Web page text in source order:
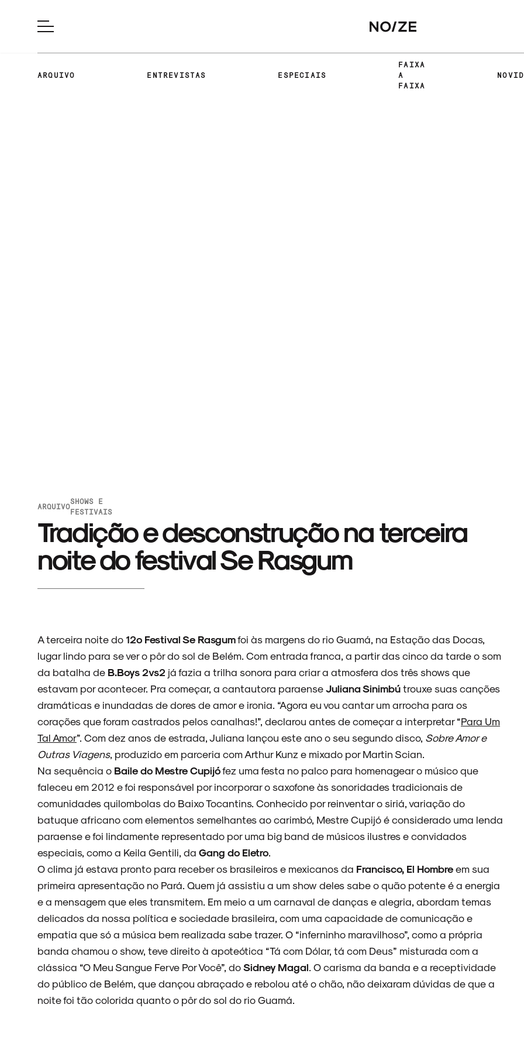
ARQUIVO
ENTREVISTAS
ESPECIAIS
FAIXA A FAIXA
ARQUIVO ENTREVISTAS ESPECIAIS
FAIXA
A
FAIXA
ARQUIVO
SHOWS E
FESTIVAIS
Tradição e desconstrução na terceira
noite do festival Se Rasgum
A terceira noite do12º Festival Se Rasgumfoi às margens do rio Guamá, na Estação das Docas,
lugar lindo para se ver o pôr do sol de Belém. Com entrada franca, a partir das cinco da tarde o som
da batalha de B.Boys 2vs2 já fazia a trilha sonora para criar a atmosfera dos três shows que
estavam por acontecer. Pra começar, a cantautora paraenseJuliana Sinimbútrouxe suas canções
dramáticas e inundadas de dores de amor e ironia. “Agora eu vou cantar um arrocha para os
corações que foram castrados pelos canalhas!”, declarou antes de começar a interpretar “Para Um
Tal Amor”. Com dez anos de estrada, Juliana lançou este ano o seu segundo disco, Sobre Amor e
Outras Viagens, produzido em parceria com Arthur Kunz e mixado por Martin Scian.
Na sequência o Baile do Mestre Cupijófez uma festa no palco para homenagear o músico que
faleceu em 2012 e foi responsável por incorporar o saxofone às sonoridades tradicionais de
comunidades quilombolas do Baixo Tocantins. Conhecido por reinventar o siriá, variação do
batuque africano com elementos semelhantes ao carimbó, Mestre Cupijó é considerado uma lenda
paraense e foi lindamente representado por uma big band de músicos ilustres e convidados
especiais, como a Keila Gentili, da Gang do Eletro
O clima já estava pronto para receber os brasileiros e mexicanos da Francisco, El Hombreem sua
primeira apresentação no Pará. Quem já assistiu a um show deles sabe o quão potente é a energia
e a mensagem que eles transmitem. Em meio a um carnaval de danças e alegria, abordam temas
delicados da nossa política e sociedade brasileira, com uma capacidade de comunicação e
empatia que só a música bem realizada sabe trazer. O “inferninho maravilhoso”, como a própria
banda chamou o show, teve direito à apoteótica “Tá com Dólar, tá com Deus” misturada com a
clássica “O Meu Sangue Ferve Por Você”, doSidney Magal . O carisma da banda e a receptividade
do público de Belém, que dançou abraçado e rebolou até o chão, não deixaram dúvidas de que a
noite foi tão colorida quanto o pôr do sol do rio Guamá.